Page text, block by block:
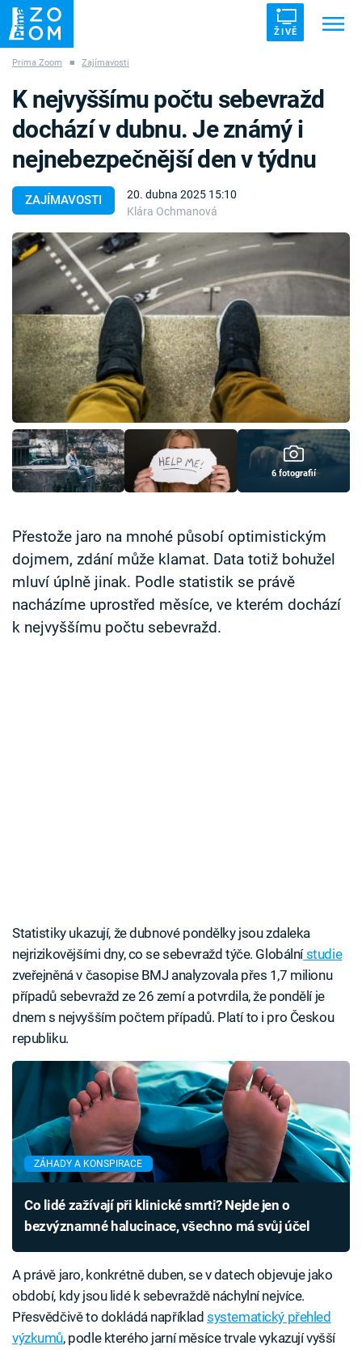
ŽIVĚ
ZÁHADY VETŘELCI DÁVNOVĚKU
Témata
Témata
Pořady
TV Program
Časopis
Sledujte prima+
Přihlášení
Sledujte nás
Prima Zoom ■ Zajímavosti
ZAJÍMAVOSTI
20. dubna 2025 15:10
Klára Ochmanová
K nejvyššímu počtu sebevražd
dochází v dubnu. Je známý i
nejnebezpečnější den v týdnu
6 fotografií
Přestože jaro na mnohé působí optimistickým
dojmem, zdání může klamat. Data totiž bohužel
mluví úplně jinak. Podle statistik se právě
nacházíme uprostřed měsíce, ve kterém dochází
k nejvyššímu počtu sebevražd.
Statistiky ukazují, že dubnové pondělky jsou zdaleka
nejrizikovějšími dny, co se sebevražd týče. Globálnístudie
zveřejněná v časopise BMJ analyzovala přes 1,7 milionu
případů sebevražd ze 26 zemí a potvrdila, že pondělí je
dnem s nejvyšším počtem případů. Platí to i pro Českou
republiku.
ZÁHADY A KONSPIRACE
Co lidé zažívají při klinické smrti? Nejde jen o
bezvýznamné halucinace, všechno má svůj účel
A právě jaro, konkrétně duben, se v datech objevuje jako
období, kdy jsou lidé k sebevraždě náchylní nejvíce.
Přesvědčivě to dokládá napříkladsystematický přehled
výzkumů, podle kterého jarní měsíce trvale vykazují vyšší